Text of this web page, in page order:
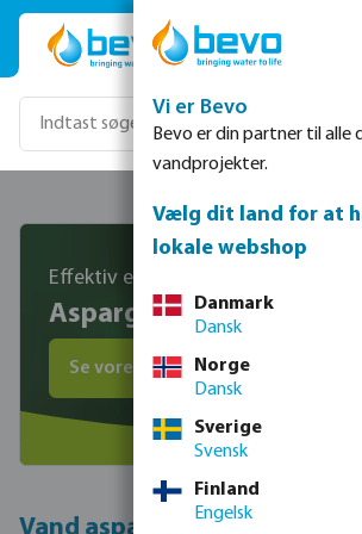
Gå til hovedindhold
Effektiv ensartet og underjordisk
Aspargesvanding
Se vores produkter
Vi er Bevo
Bevo er din partner til alle
vandprojekter.
Vælg dit land for at
lokale webshop
Danmark
Dansk
Norge
Dansk
Sverige
Svensk
Finland
Engelsk